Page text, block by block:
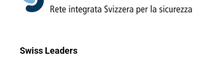
Swiss Leaders